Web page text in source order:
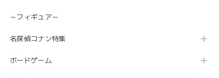
～フィギュア～
名探偵コナン特集
ボードゲーム